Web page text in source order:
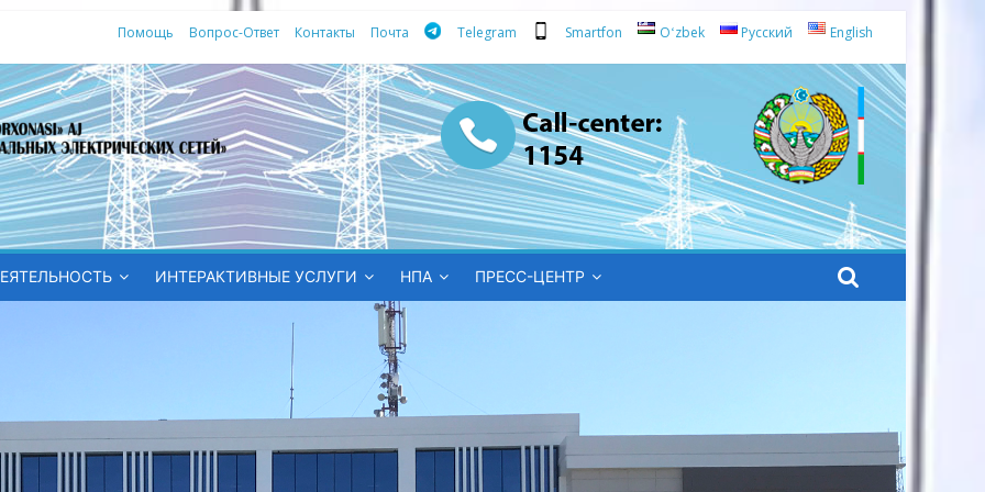
Помощь Вопрос-Ответ Контакты Почта Telegram Smartfon Oʻzbek Русский English
ИНТЕРАКТИВНЫЕ УСЛУГИ НПА ПРЕСС-ЦЕНТР